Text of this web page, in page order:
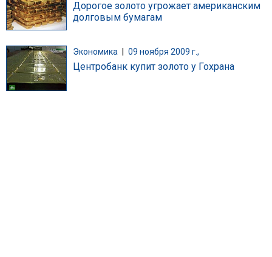
Дорогое золото угрожает американским
долговым бумагам
Экономика 09 ноября 2009 г.,
Центробанк купит золото у Гохрана